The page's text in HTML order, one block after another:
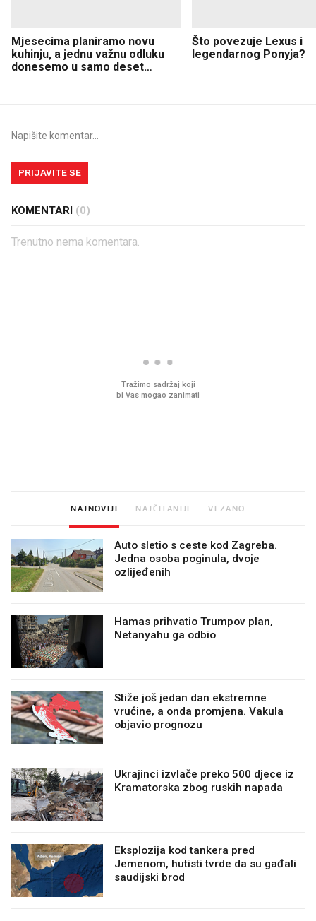
Mjesecima planiramo novu
kuhinju, a jednu važnu odluku
donesemo u samo deset
Što povezuje Lexus i
legendarnog Ponyja?
PRIJAVITE SE
KOMENTARI (0)
Trenutno nema komentara.
NAJNOVIJE NAJČITANIJE VEZANO
Auto sletio s ceste kod Zagreba.
Jedna osoba poginula, dvoje
ozlijeđenih
Hamas prihvatio Trumpov plan,
Netanyahu ga odbio
Stiže još jedan dan ekstremne
vrućine, a onda promjena. Vakula
objavio prognozu
Ukrajinci izvlače preko 500 djece iz
Kramatorska zbog ruskih napada
Eksplozija kod tankera pred
Jemenom, hutisti tvrde da su gađali
saudijski brod